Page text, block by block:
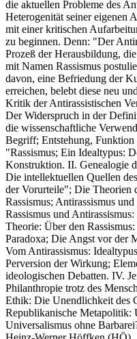
die aktuellen Probleme des
Heterogenität seiner eigenen
mit einer kritischen
zu beginnen. Denn: "Der
Prozeß der Herausbildung,
mit Namen Rassismus
davon, eine Befriedung der
erreichen, belebt diese neu
Kritik der Antirassistischen
Der Widerspruch in der
die wissenschaftliche
Begriff; Entstehung,
"Rassismus; Ein Idealtypus:
Konstruktion. II. Genealogie
Die intellektuellen Quellen
der Vorurteile"; Die Theorien
Rassismus; Antirassismus
Rassismus und
Theorie: Über den
Paradoxa; Die Angst vor der
Vom Antirassismus:
Perversion der Wirkung;
ideologischen Debatten. IV.
Philanthropie trotz des
Ethik: Die Unendlichkeit des
Republikanische Metapolitik:
Universalismus ohne